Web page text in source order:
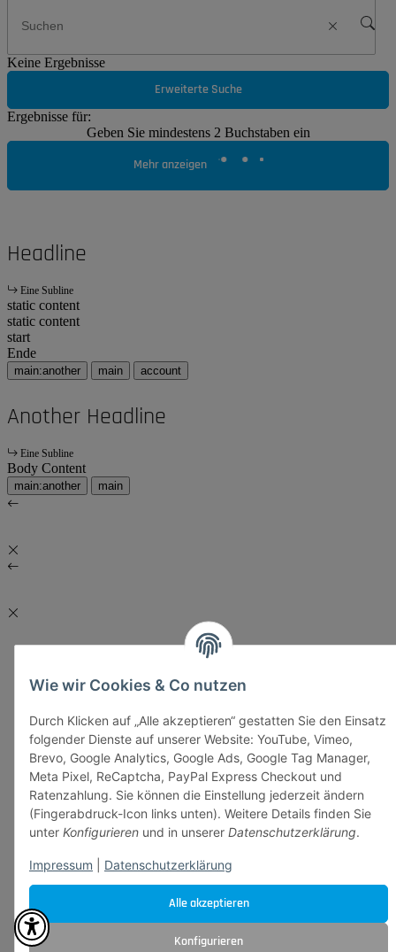
Alle akzeptieren
Konfigurieren
Wie wir Cookies & Co nutzen
Durch Klicken auf „Alle akzeptieren“ gestatten Sie den Einsatz
folgender Dienste auf unserer Website: YouTube, Vimeo,
Brevo, Google Analytics, Google Ads, Google Tag Manager,
Meta Pixel, ReCaptcha, PayPal Express Checkout und
Ratenzahlung. Sie können die Einstellung jederzeit ändern
(Fingerabdruck-Icon links unten). Weitere Details finden Sie
unter Konfigurieren und in unserer Datenschutzerklärung.
Impressum Datenschutzerklärung
Keine Ergebnisse
Erweiterte Suche
Ergebnisse für:
Geben Sie mindestens 2 Buchstaben ein
Mehr anzeigen
Headline
Eine Subline
static content
static content
start
Ende
main:another main account
Another Headline
Eine Subline
Body Content
main:another main